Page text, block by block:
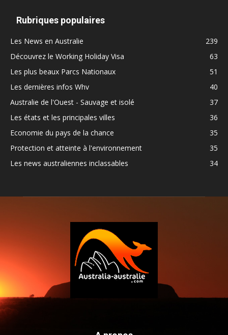
Rubriques populaires
Les News en Australie
239
Découvrez le Working Holiday Visa
63
Les plus beaux Parcs Nationaux
51
Les dernières infos Whv
40
Australie de l'Ouest - Sauvage et isolé
37
Les états et les principales villes
36
Economie du pays de la chance
35
Protection et atteinte à l'environnement
35
Les news australiennes inclassables
34